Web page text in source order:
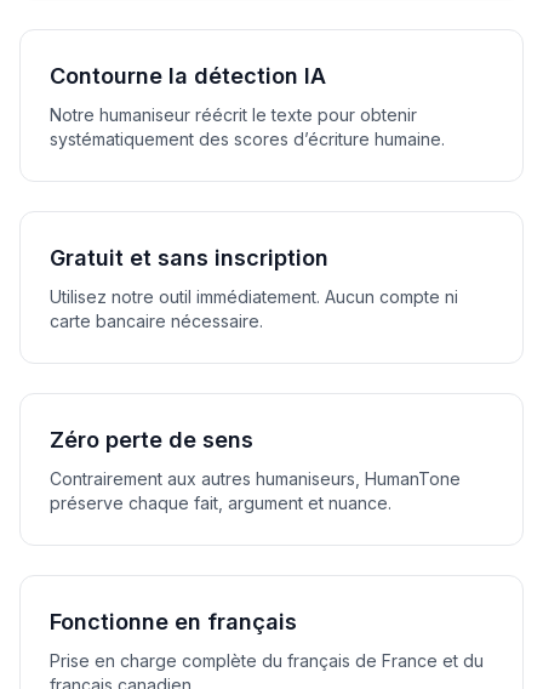
Contourne la détection IA
Notre humaniseur réécrit le texte pour obtenir
systématiquement des scores d’écriture humaine.
Gratuit et sans inscription
Utilisez notre outil immédiatement. Aucun compte ni
carte bancaire nécessaire.
Zéro perte de sens
Contrairement aux autres humaniseurs, HumanTone
préserve chaque fait, argument et nuance.
Fonctionne en français
Prise en charge complète du français de France et du
français canadien.